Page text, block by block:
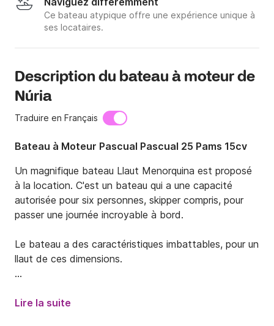
Ce bateau atypique offre une expérience unique à
ses locataires.
Description du bateau à moteur de
Núria
Traduire en Français
Bateau à Moteur Pascual Pascual 25 Pams 15cv
Un magnifique bateau Llaut Menorquina est proposé
à la location. C'est un bateau qui a une capacité
autorisée pour six personnes, skipper compris, pour
passer une journée incroyable à bord.
Le bateau a des caractéristiques imbattables, pour un
llaut de ces dimensions.
Lire la suite